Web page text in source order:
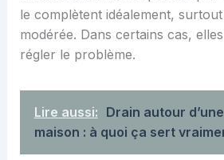
le complètent idéalement, surtout
modérée. Dans certains cas,
régler le problème.
Lire aussi: Drain autour d’une
maison : à quoi ça sert